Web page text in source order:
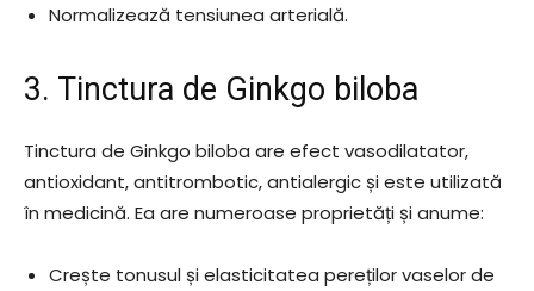
Normalizează tensiunea arterială.
3. Tinctura de Ginkgo biloba
Tinctura de Ginkgo biloba are efect vasodilatator,
antioxidant, antitrombotic, antialergic și este utilizată
în medicină. Ea are numeroase proprietăți și anume:
Crește tonusul și elasticitatea pereților vaselor de